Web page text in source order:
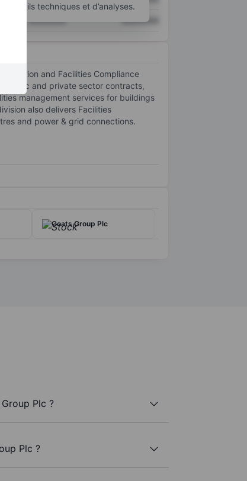
XXXXXXX XXXXXXX
outils techniques et d’analyses.
and Facilities Compliance
public and private sector contracts,
management services for buildings
also delivers Facilities
and power & grid connections.
Coats Group Plc
Plc ?
Plc ?